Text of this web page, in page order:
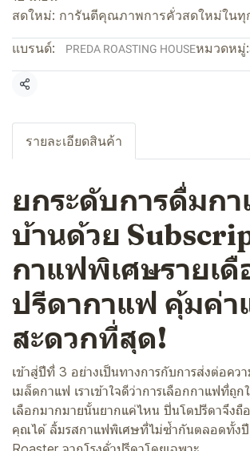
สดใหม่: การันตีคุณภาพการคั่วสดใหม่ในทุ
แบรนด์: PREDA ROASTING HOUSEหมวดหมู่:
แชร์
รายละเอียดสินค้า
ยกระดับการดื่มก
บ้านด้วย
กาแฟพิเศษรายเดื
ปรีดากาแฟ คุ้มค่า
สะดวกที่สุด!
เข้าสู่ปีที่ 3 อย่างเป็นทางการกับการส่งต่อคว
เมล็ดกาแฟ เราเข้าใจดีว่าการเลือกกาแฟที่ถู
เลือกมากมายนั้นยากแค่ไหน ปิ่นโตปรีดาจึงถื
คุณได้ ลิ้มรสกาแฟพิเศษที่ไม่ซ้ำกันตลอดทั้งปี